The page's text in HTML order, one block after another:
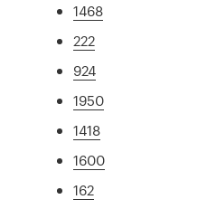
1468
222
924
1950
1418
1600
162